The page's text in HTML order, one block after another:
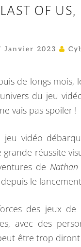
OF
Janvier 2023
de longs mois,
du jeu
vais pas spoiler !
jeu vidéo
réussite
de Nathan
le
des jeux de
avec des
être trop